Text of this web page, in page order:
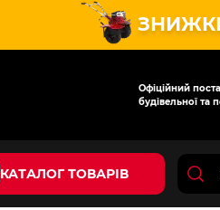
Офіційний
будівельної та
КАТАЛОГ ТОВАРІВ